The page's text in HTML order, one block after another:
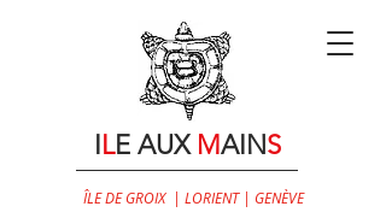
LE AUX MAINS
ÎLE DE GROIX | LORIENT | GENÈVE